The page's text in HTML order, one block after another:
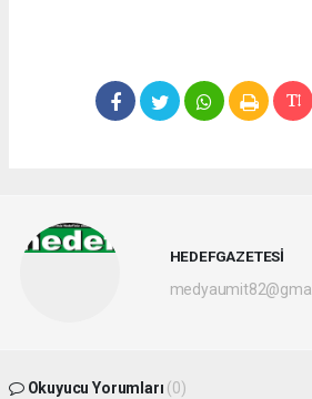
HEDEFGAZETESİ
Okuyucu Yorumları (0)